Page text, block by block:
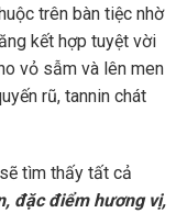
trên bàn tiệc nhờ
kết hợp tuyệt vời
vỏ sẫm và lên men
rũ, tannin chát
tìm thấy tất cả
đặc điểm hương vị,